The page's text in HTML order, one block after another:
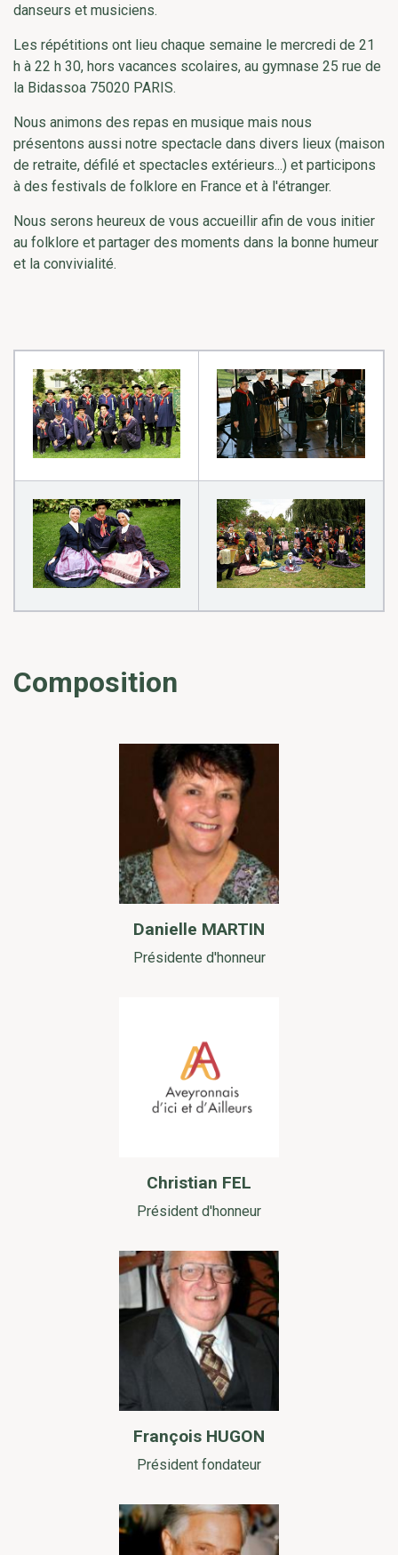
danseurs et musiciens.
Les répétitions ont lieu chaque semaine le mercredi de 21
h à 22 h 30, hors vacances scolaires, au gymnase 25 rue de
la Bidassoa 75020 PARIS.
Nous animons des repas en musique mais nous
présentons aussi notre spectacle dans divers lieux (maison
de retraite, défilé et spectacles extérieurs...) et participons
à des festivals de folklore en France et à l'étranger.
Nous serons heureux de vous accueillir afin de vous initier
au folklore et partager des moments dans la bonne humeur
et la convivialité.
Composition
Danielle MARTIN
Présidente d'honneur
Christian FEL
Président d'honneur
François HUGON
Président fondateur